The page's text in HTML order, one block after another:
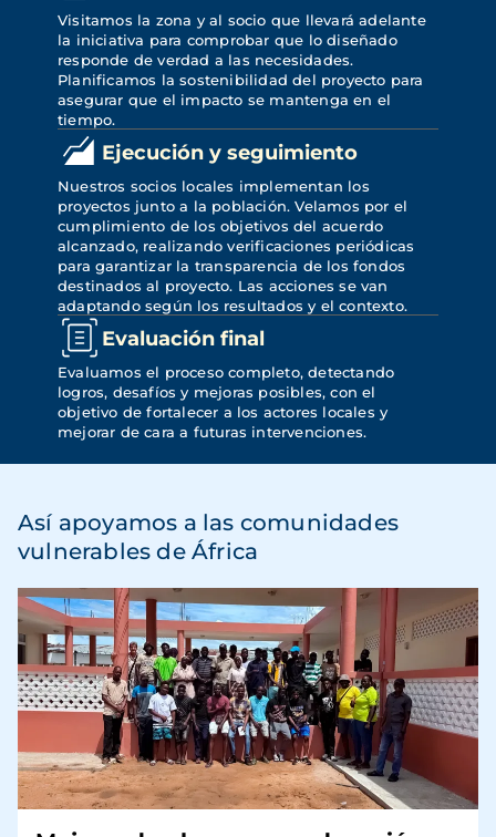
Visitamos la zona y al socio que llevará adelante
la iniciativa para comprobar que lo diseñado
responde de verdad a las necesidades.
Planificamos la sostenibilidad del proyecto para
asegurar que el impacto se mantenga en el
tiempo.
Ejecución y seguimiento
Nuestros socios locales implementan los
proyectos junto a la población. Velamos por el
cumplimiento de los objetivos del acuerdo
alcanzado, realizando verificaciones periódicas
para garantizar la transparencia de los fondos
destinados al proyecto. Las acciones se van
adaptando según los resultados y el contexto.
Evaluación final
Evaluamos el proceso completo, detectando
logros, desafíos y mejoras posibles, con el
objetivo de fortalecer a los actores locales y
mejorar de cara a futuras intervenciones.
Así apoyamos a las comunidades
vulnerables de África